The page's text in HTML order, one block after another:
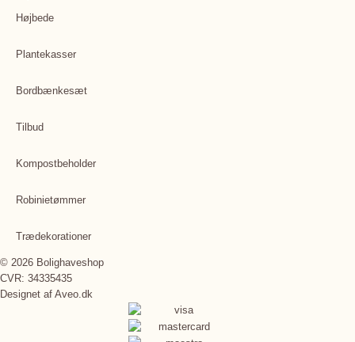
Højbede
Plantekasser
Bordbænkesæt
Tilbud
Kompostbeholder
Robinietømmer
Trædekorationer
© 2026 Bolighaveshop
CVR: 34335435
Designet af Aveo.dk